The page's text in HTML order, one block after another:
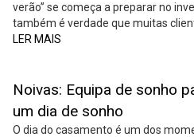
verão” se começa a preparar no
também é verdade que muitas
LER MAIS
Noivas: Equipa de sonho
um dia de sonho
O dia do casamento é um dos